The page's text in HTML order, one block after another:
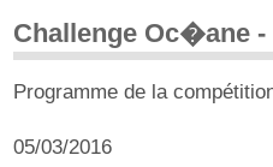
Challenge Oc�ane -
Programme de la
05/03/2016